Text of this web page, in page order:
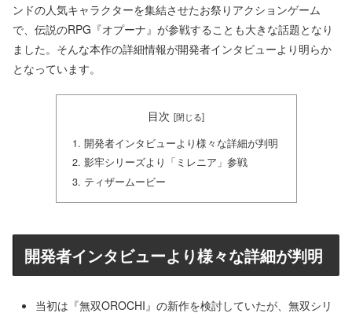
ンドの人気キャラクターを集結させたお祭りアクションゲーム
で、伝説のRPG『オプーナ』が参戦することも大きな話題となり
ました。そんな本作の詳細情報が開発者インタビューより明らか
となっています。
目次
開発者インタビューより様々な詳細が判明
影牢シリーズより「ミレニア」参戦
ティザームービー
開発者インタビューより様々な詳細が判明
当初は『無双OROCHI』の新作を検討していたが、無双シリ